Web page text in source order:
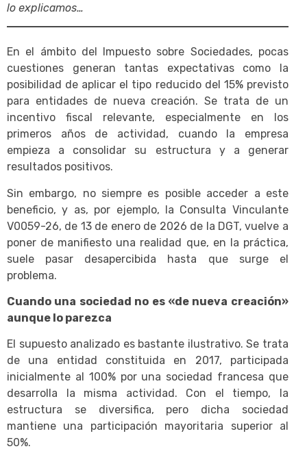
lo explicamos…
En el ámbito del Impuesto sobre Sociedades, pocas
cuestiones generan tantas expectativas como la
posibilidad de aplicar el tipo reducido del 15% previsto
para entidades de nueva creación. Se trata de un
incentivo fiscal relevante, especialmente en los
primeros años de actividad, cuando la empresa
empieza a consolidar su estructura y a generar
resultados positivos.
Sin embargo, no siempre es posible acceder a este
beneficio, y as, por ejemplo, la Consulta Vinculante
V0059-26, de 13 de enero de 2026 de la DGT, vuelve a
poner de manifiesto una realidad que, en la práctica,
suele pasar desapercibida hasta que surge el
problema.
Cuando una sociedad no es «de nueva creación»
aunque lo parezca
El supuesto analizado es bastante ilustrativo. Se trata
de una entidad constituida en 2017, participada
inicialmente al 100% por una sociedad francesa que
desarrolla la misma actividad. Con el tiempo, la
estructura se diversifica, pero dicha sociedad
mantiene una participación mayoritaria superior al
50%.